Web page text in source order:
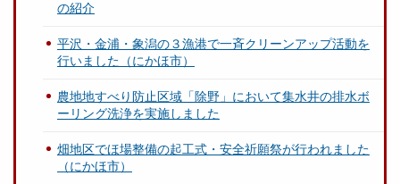
の紹介
平沢・金浦・象潟の３漁港で一斉クリーンアップ活動を
行いました（にかほ市）
農地地すべり防止区域「除野」において集水井の排水ボ
ーリング洗浄を実施しました
畑地区でほ場整備の起工式・安全祈願祭が行われました
（にかほ市）